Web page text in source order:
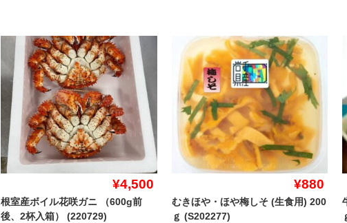
¥4,500
根室産ボイル花咲ガニ （600g前
後、2杯入箱） (220729)
¥880
むきほや・ほや梅しそ (生食用) 200
ｇ (S202277)